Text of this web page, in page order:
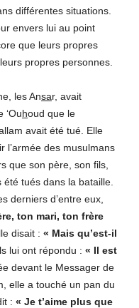
différentes situations.
envers lui au point
que leurs propres
propres personnes.
les Ansar, avait
‘Ouhoud que le
avait été tué. Elle
l’armée des musulmans
que son père, son fils,
tués dans la bataille.
derniers d’entre eux,
ton mari, ton frère
disait : « Mais qu’est-il
lui ont répondu : « Il est
devant le Messager de
elle a touché un pan du
: « Je t’aime plus que